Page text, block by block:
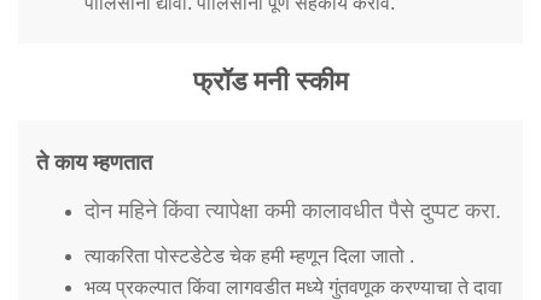
फ्रॉड मनी स्कीम
ते काय म्हणतात
दोन महिने किंवा त्यापेक्षा कमी कालावधीत पैसे दुप्पट करा.
त्याकरिता पोस्टडेटेड चेक हमी म्हणून दिला जातो .
भव्य प्रकल्पात किंवा लागवडीत मध्ये गुंतवणूक करण्याचा ते दावा